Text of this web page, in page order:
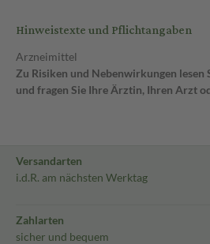
Hinweistexte und Pflichtangaben
Arzneimittel
Zu Risiken und Nebenwirkungen lesen
und fragen Sie Ihre Ärztin, Ihren Arzt
Versandarten
i.d.R. am nächsten Werktag
Zahlarten
sicher und bequem